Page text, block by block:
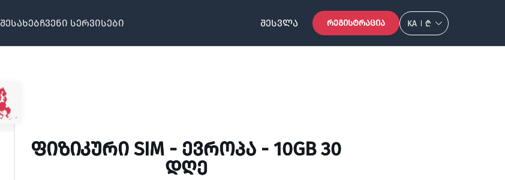
ჩვენი სერვისები ᲨᲔᲡᲕᲚᲐ ᲠᲔᲒᲘᲡᲢᲠᲐᲪᲘᲐ KA ₾
ᲤᲘᲖᲘᲙᲣᲠᲘ SIM - ᲔᲕᲠᲝᲞᲐ - 10GB 30
ᲓᲦᲔ